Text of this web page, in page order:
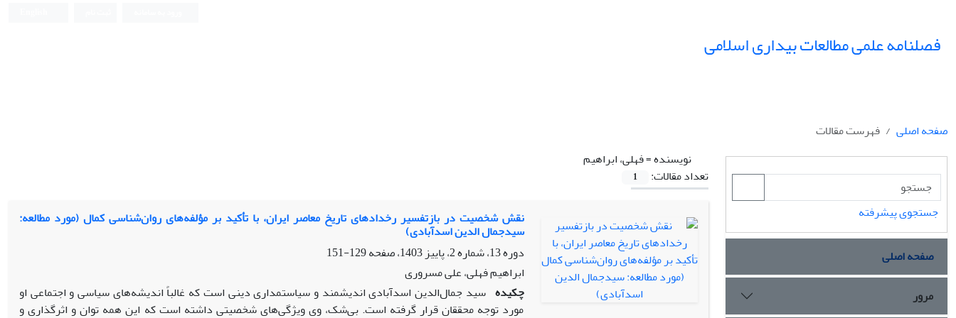
فصلنامه علمی مطالعات بیداری اسلامی
صفحه اصلی
فهرست مقالات
نویسنده =فهلی، ابراهیم
تعداد مقالات:
1
نقش شخصیت در بازتفسیر رخدادهای تاریخ معاصر ایران، با تأکید بر مؤلفه‌های روان‌شناسی کمال (مورد مطالعه:
سیدجمال الدین اسدآبادی)
دوره 13، شماره 2، پاییز 1403، صفحه
129-151
ابراهیم فهلی، علی مسروری
چکیده سید جمال‌الدین اسدآبادی اندیشمند و سیاستمداری دینی است که غالباً اندیشه‌های سیاسی و اجتماعی او
مورد توجه محققان قرار گرفته است. بی‌شک، وی ویژگی‌های شخصیتی داشته است که این همه توان و اثرگذاری و
جستجوی پیشرفته
صفحه اصلی
مرور